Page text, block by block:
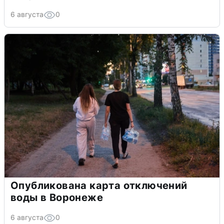
6 августа 0
Опубликована карта отключений
воды в Воронеже
6 августа 0